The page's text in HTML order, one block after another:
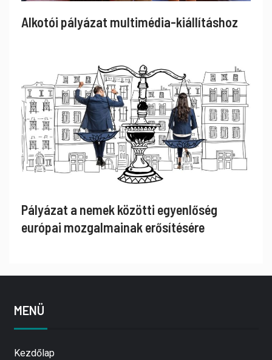
Alkotói pályázat multimédia-kiállításhoz
Pályázat a nemek közötti egyenlőség
európai mozgalmainak erősítésére
MENÜ
Kezdőlap